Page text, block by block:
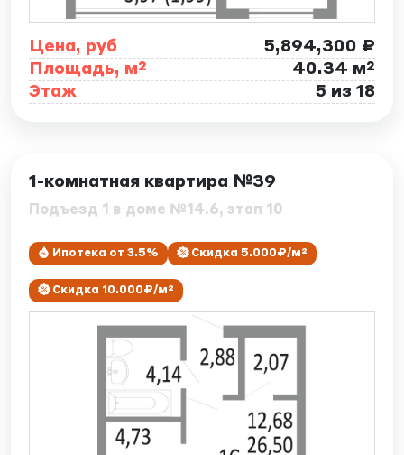
Цена, руб
5,894,300 ₽
Площадь, м²
40.34 м²
Этаж
5 из 18
1-комнатная квартира №39
Подъезд 1 в доме №14.6, этап 10
Ипотека от 3.5% Скидка 5.000₽/м²
Скидка 10.000₽/м²